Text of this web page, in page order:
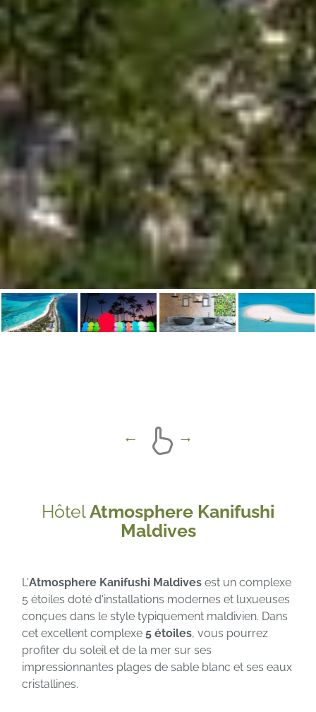
HôtelAtmosphere Kanifushi
Maldives
L'Atmosphere Kanifushi Maldives est un complexe
5 étoiles doté d'installations modernes et luxueuses
conçues dans le style typiquement maldivien. Dans
cet excellent complexe 5 étoiles, vous pourrez
profiter du soleil et de la mer sur ses
impressionnantes plages de sable blanc et ses eaux
cristallines.